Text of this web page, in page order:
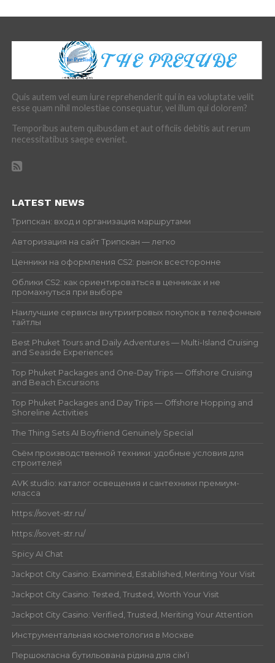
Quis autem vel eum iure reprehenderit qui in ea voluptate velit
esse quam nihil molestiae consequatur, vel illum qui dolorem?
Temporibus autem quibusdam et aut officiis debitis aut rerum
necessitatibus saepe eveniet.
LATEST NEWS
Трипскан: вход и организация маршрутами
Авторизация на сайт Трипскан — легко
Ценники на оформления CS2: рынок всесторонне
Облики CS2: как ориентироваться в ценниках и не
промахнуться при выборе
Наилучшие сервисы внутриигровых покупок в телефонные
тайтлы
Best Phuket Tours and Daily Adventures — Multi-Island Cruising
and Seaside Experiences
Top Phuket Packages and One-Day Trips — Offshore Cruising
and Beach Excursions
Top Phuket Packages and Day Trips — Offshore Hopping and
Shoreline Activities
The Thing Sets AI Boyfriend Genuinely Special
Съём производственной техники: удобные условия для
строителей
AVK studio: каталог освещения и сантехники премиум-
класса
https://sovet-str.ru/
https://sovet-str.ru/
Spicy AI Chat
Jackpot City Casino: Examined, Established, Meriting Your Visit
Jackpot City Casino: Tested, Trusted, Worth Your Visit
Jackpot City Casino: Verified, Trusted, Meriting Your Attention
Инструментальная косметология в Москве
Першокласна бутильована рідина для сім’ї